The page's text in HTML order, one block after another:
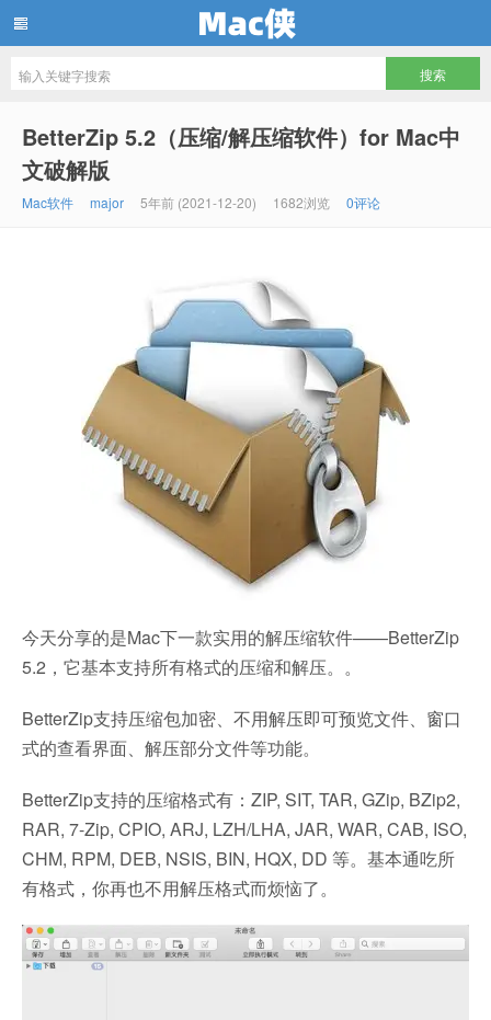
BetterZip 5.2（压缩/解压缩软件）for Mac中
文破解版
Mac软件 major 5年前 (2021-12-20) 1682浏览 0评论
今天分享的是Mac下一款实用的解压缩软件——BetterZip
5.2，它基本支持所有格式的压缩和解压。。
BetterZip支持压缩包加密、不用解压即可预览文件、窗口
式的查看界面、解压部分文件等功能。
BetterZip支持的压缩格式有：ZIP, SIT, TAR, GZip, BZip2,
RAR, 7-Zip, CPIO, ARJ, LZH/LHA, JAR, WAR, CAB, ISO,
CHM, RPM, DEB, NSIS, BIN, HQX, DD 等。基本通吃所
有格式，你再也不用解压格式而烦恼了。